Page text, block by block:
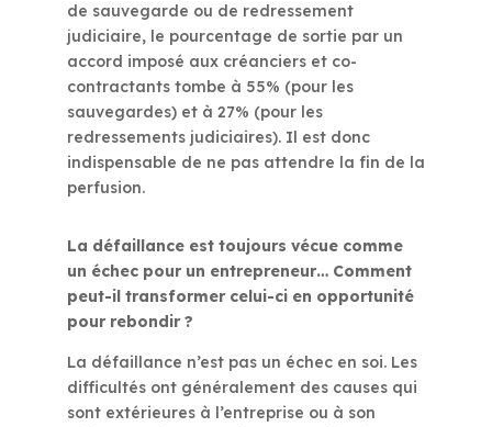
de sauvegarde ou de redressement
judiciaire, le pourcentage de sortie par un
accord imposé aux créanciers et co-
contractants tombe à 55% (pour les
sauvegardes) et à 27% (pour les
redressements judiciaires). Il est donc
indispensable de ne pas attendre la fin de la
perfusion.
La défaillance est toujours vécue comme
un échec pour un entrepreneur… Comment
peut-il transformer celui-ci en opportunité
pour rebondir ?
La défaillance n’est pas un échec en soi. Les
difficultés ont généralement des causes qui
sont extérieures à l’entreprise ou à son